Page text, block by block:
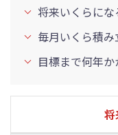
将来いくらにな
毎月いくら積み
目標まで何年か